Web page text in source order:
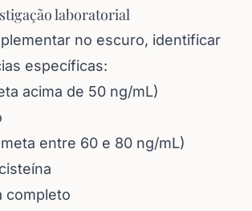
laboratorial
no escuro, identificar
específicas:
acima de 50 ng/mL)
entre 60 e 80 ng/mL)
completo